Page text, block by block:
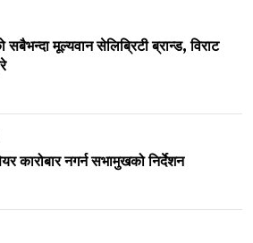
मूल्यवान सेलिब्रिटी ब्रान्ड, विराट
कारोबार नगर्न सभामुखको निर्देशन